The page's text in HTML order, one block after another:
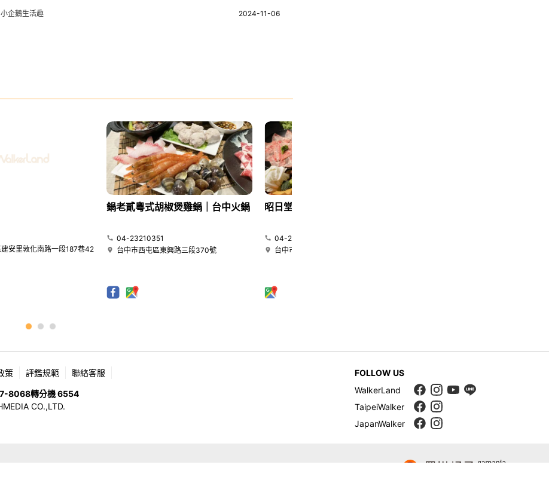
小企鵝生活趣 2024-11-06
安里敦化南路一段187巷42
鍋老貳粵式胡椒煲雞鍋｜台中火鍋
04-23210351
台中市西屯區東興路三段370號
昭日堂鍋煮｜台中火鍋
04-22580269
台中市南屯區大墩十一街345號
策 評鑑規範 聯絡客服
8068轉分機 6554
CO.,LTD.
FOLLOW US
WalkerLand
TaipeiWalker
JapanWalker